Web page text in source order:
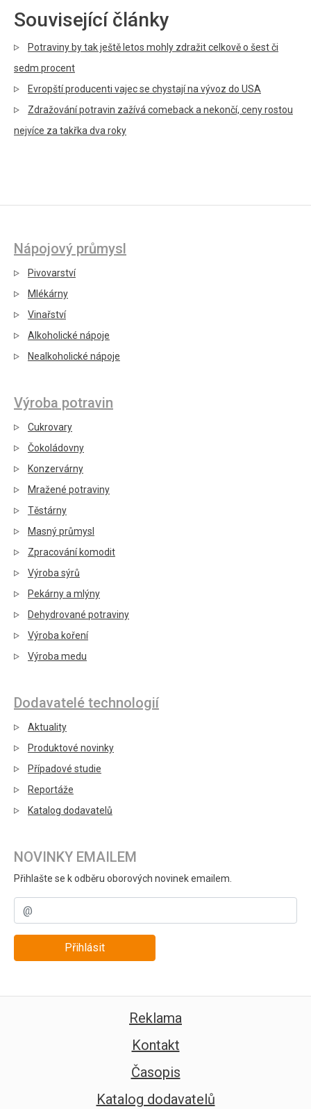
Související články
Potraviny by tak ještě letos mohly zdražit celkově o šest či
sedm procent
Evropští producenti vajec se chystají na vývoz do USA
Zdražování potravin zažívá comeback a nekončí, ceny rostou
nejvíce za takřka dva roky
Nápojový průmysl
Pivovarství
Mlékárny
Vinařství
Alkoholické nápoje
Nealkoholické nápoje
Výroba potravin
Cukrovary
Čokoládovny
Konzervárny
Mražené potraviny
Těstárny
Masný průmysl
Zpracování komodit
Výroba sýrů
Pekárny a mlýny
Dehydrované potraviny
Výroba koření
Výroba medu
Dodavatelé technologií
Aktuality
Produktové novinky
Případové studie
Reportáže
Katalog dodavatelů
NOVINKY EMAILEM
Přihlašte se k odběru oborových novinek emailem.
Přihlásit
Reklama
Kontakt
Časopis
Katalog dodavatelů